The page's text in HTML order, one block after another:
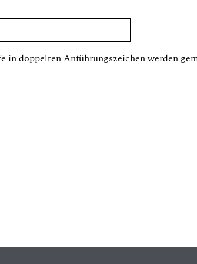
doppelten Anführungszeichen werden